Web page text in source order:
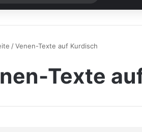
nach
/Venen-Texte auf Kurdisch
Texte